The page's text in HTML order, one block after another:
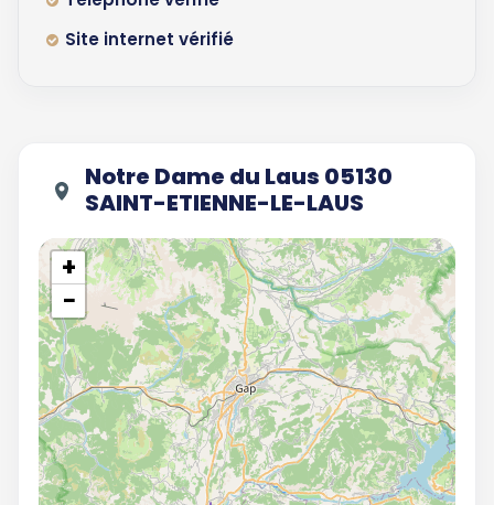
Site internet vérifié
Notre Dame du Laus 05130
SAINT-ETIENNE-LE-LAUS
+
−